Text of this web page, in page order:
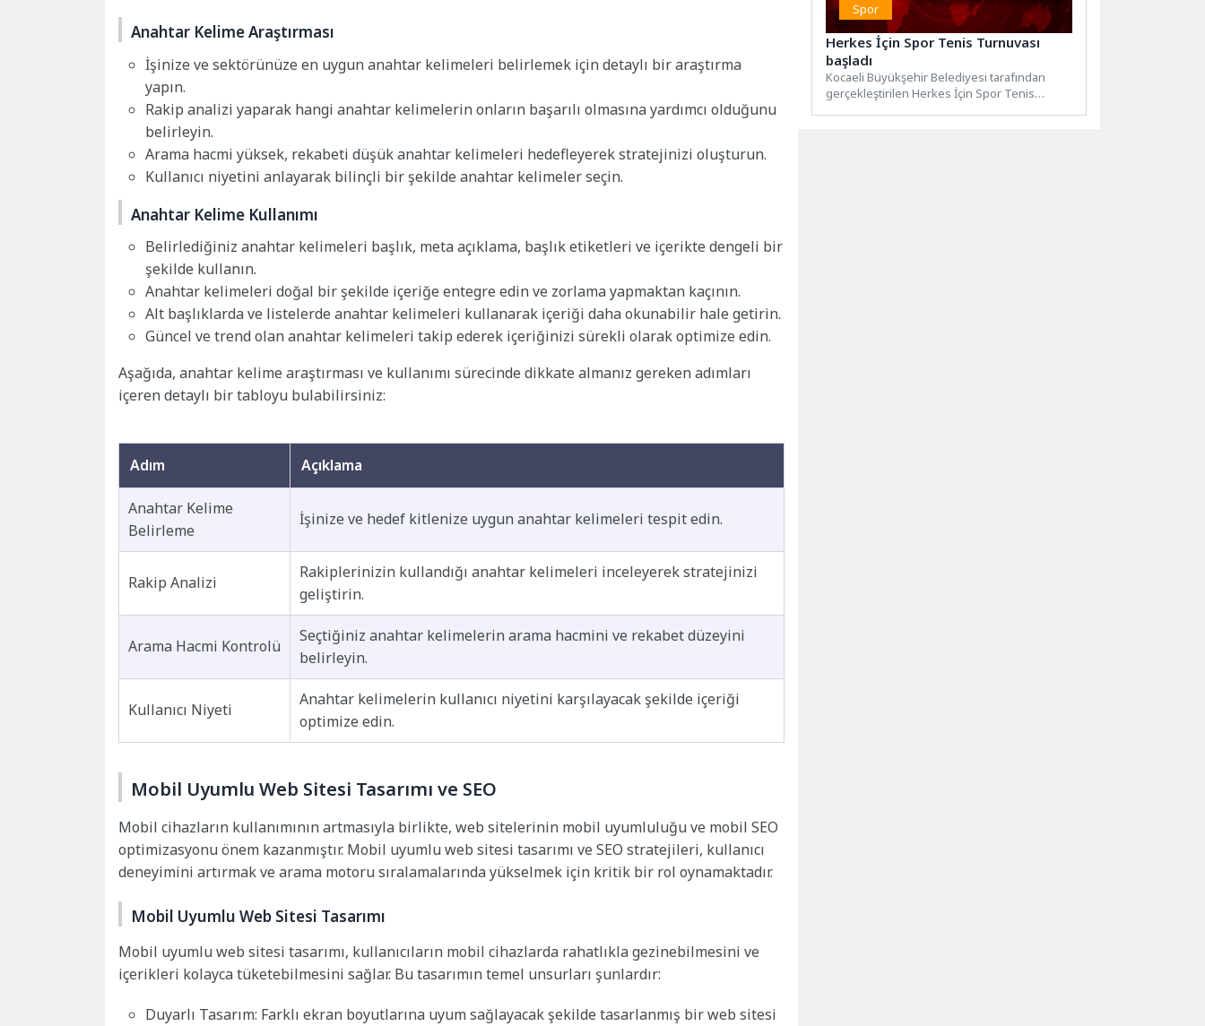
Anahtar Kelime Araştırması
İşinize ve sektörünüze en uygun anahtar kelimeleri belirlemek için detaylı bir araştırma
yapın.
Rakip analizi yaparak hangi anahtar kelimelerin onların başarılı olmasına yardımcı olduğunu
belirleyin.
Arama hacmi yüksek, rekabeti düşük anahtar kelimeleri hedefleyerek stratejinizi oluşturun.
Kullanıcı niyetini anlayarak bilinçli bir şekilde anahtar kelimeler seçin.
Anahtar Kelime Kullanımı
Belirlediğiniz anahtar kelimeleri başlık, meta açıklama, başlık etiketleri ve içerikte dengeli bir
şekilde kullanın.
Anahtar kelimeleri doğal bir şekilde içeriğe entegre edin ve zorlama yapmaktan kaçının.
Alt başlıklarda ve listelerde anahtar kelimeleri kullanarak içeriği daha okunabilir hale getirin.
Güncel ve trend olan anahtar kelimeleri takip ederek içeriğinizi sürekli olarak optimize edin.
Aşağıda, anahtar kelime araştırması ve kullanımı sürecinde dikkate almanız gereken adımları
içeren detaylı bir tabloyu bulabilirsiniz:
Adım Açıklama
Anahtar Kelime
Belirleme
İşinize ve hedef kitlenize uygun anahtar kelimeleri tespit edin.
Rakip Analizi
Rakiplerinizin kullandığı anahtar kelimeleri inceleyerek stratejinizi
geliştirin.
Arama Hacmi Kontrolü
Seçtiğiniz anahtar kelimelerin arama hacmini ve rekabet düzeyini
belirleyin.
Kullanıcı Niyeti
Anahtar kelimelerin kullanıcı niyetini karşılayacak şekilde içeriği
optimize edin.
Mobil Uyumlu Web Sitesi Tasarımı ve SEO
Mobil cihazların kullanımının artmasıyla birlikte, web sitelerinin mobil uyumluluğu ve mobil SEO
optimizasyonu önem kazanmıştır. Mobil uyumlu web sitesi tasarımı ve SEO stratejileri, kullanıcı
deneyimini artırmak ve arama motoru sıralamalarında yükselmek için kritik bir rol oynamaktadır.
Mobil Uyumlu Web Sitesi Tasarımı
Mobil uyumlu web sitesi tasarımı, kullanıcıların mobil cihazlarda rahatlıkla gezinebilmesini ve
içerikleri kolayca tüketebilmesini sağlar. Bu tasarımın temel unsurları şunlardır:
Duyarlı Tasarım: Farklı ekran boyutlarına uyum sağlayacak şekilde tasarlanmış bir web sitesi
Spor
Herkes İçin Spor Tenis Turnuvası
başladı
Kocaeli Büyükşehir Belediyesi tarafından
gerçekleştirilen Herkes İçin Spor Tenis